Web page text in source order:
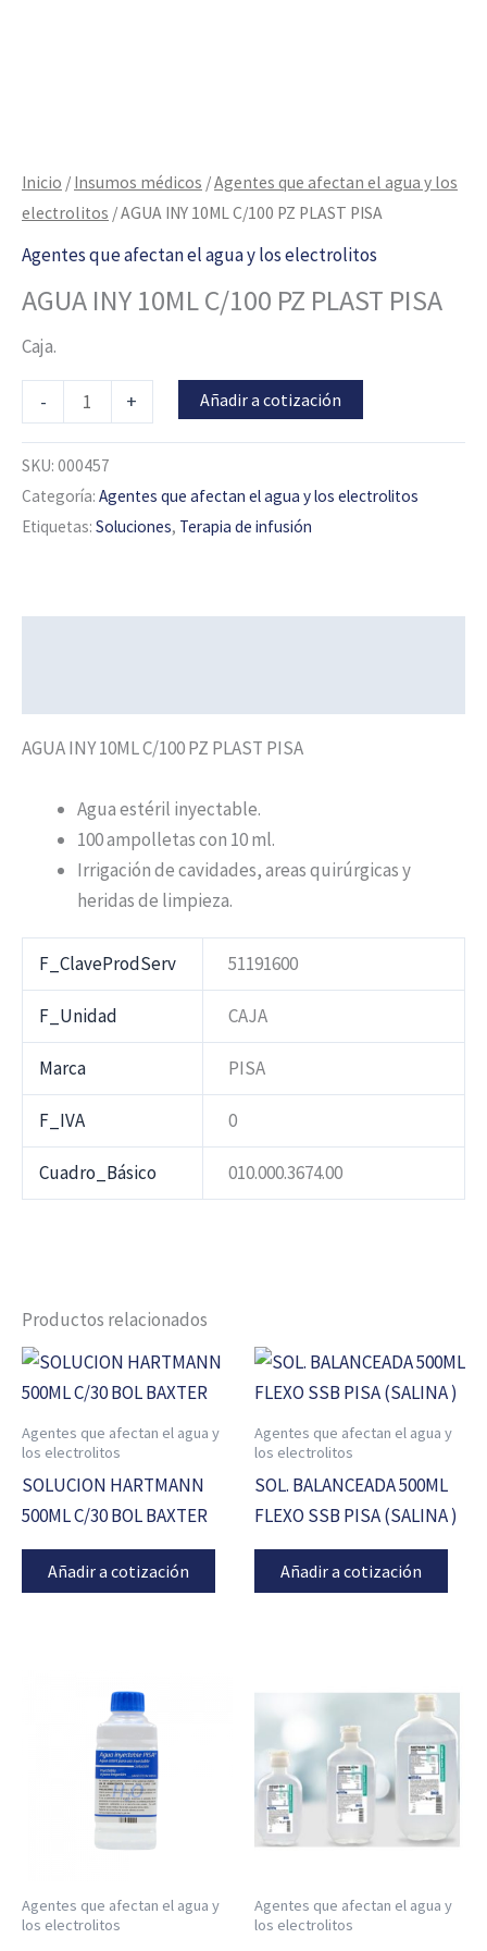
Inicio / Insumos médicos /Agentes que afectan el agua y los
electrolitos / AGUA INY 10ML C/100 PZ PLAST PISA
Agentes que afectan el agua y los electrolitos
AGUA INY 10ML C/100 PZ PLAST PISA
Caja.
- + Añadir a cotización
SKU: 000457
Categoría: Agentes que afectan el agua y los electrolitos
Etiquetas: Soluciones, Terapia de infusión
AGUA INY 10ML C/100 PZ PLAST PISA
Agua estéril inyectable.
100 ampolletas con 10 ml.
Irrigación de cavidades, areas quirúrgicas y
heridas de limpieza.
F_ClaveProdServ 51191600
F_Unidad CAJA
Marca PISA
F_IVA 0
Cuadro_Básico 010.000.3674.00
Productos relacionados
Agentes que afectan el agua y
los electrolitos
SOLUCION HARTMANN
500ML C/30 BOL BAXTER
Añadir a cotización
Agentes que afectan el agua y
los electrolitos
SOL. BALANCEADA 500ML
FLEXO SSB PISA (SALINA )
Añadir a cotización
Agentes que afectan el agua y
los electrolitos
Agentes que afectan el agua y
los electrolitos